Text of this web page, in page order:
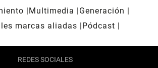
Multimedia
Generación
marcas aliadas
Pódcast
REDES SOCIALES